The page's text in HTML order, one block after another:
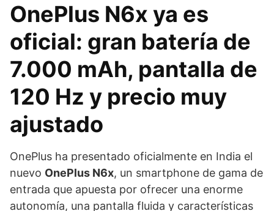
OnePlus N6x ya es
oficial: gran batería de
7.000 mAh, pantalla de
120 Hz y precio muy
ajustado
OnePlus ha presentado oficialmente en India el
nuevo OnePlus N6x, un smartphone de gama de
entrada que apuesta por ofrecer una enorme
autonomía, una pantalla fluida y características